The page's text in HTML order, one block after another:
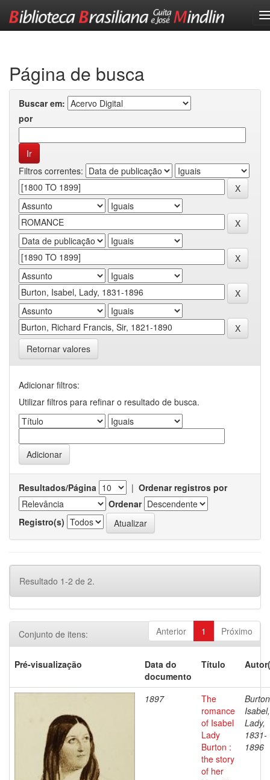
Página de busca
Buscar em:
por
Filtros correntes:
Retornar valores
Adicionar filtros:
Utilizar filtros para refinar o resultado de busca.
Resultados/Página | Ordenar registros por
Ordenar
Registro(s)
Resultado 1-2 de 2.
Anterior 1 Próximo
Conjunto de itens:
Pré-visualização
Data do
documento
Título
1897
The
romance
of Isabel
Lady
Burton :
the story
of her
Isabel,
Lady,
1831-
1896